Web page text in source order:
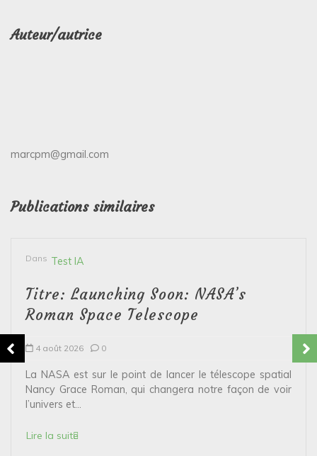
Auteur/autrice
marcpm@gmail.com
Publications similaires
Dans Test IA
Titre: Launching Soon: NASA’s
Roman Space Telescope
4 août 2026 0
La NASA est sur le point de lancer le télescope spatial
Nancy Grace Roman, qui changera notre façon de voir
l’univers et...
Lire la suite